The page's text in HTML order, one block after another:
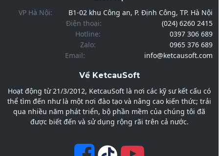
VP Hà Nội:
B1-02 khu Công an, P. Định Công, TP. Hà Nội
Điện thoại:
(024) 6260 2415
Hotline:
0397 306 689
Zalo:
0965 376 689
Email:
info@ketcausoft.com
Về KetcauSoft
Hoạt động từ 21/3/2012, KetcauSoft là nơi các kỹ sư kết cấu có
thể tìm đến như là một nơi đào tạo và nâng cao kiến thức; trải
qua nhiều năm phát triển, bộ phần mềm của chúng tôi đã
được biết đến và sử dụng rộng rãi trên cả nước.